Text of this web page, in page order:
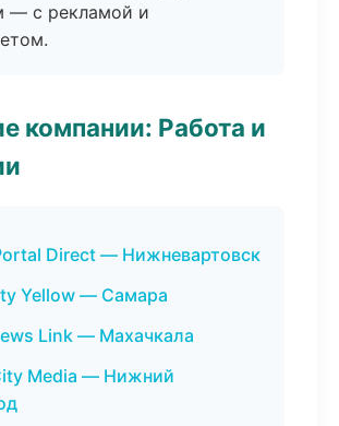
— с рекламой и
компании: Работа и
Direct — Нижневартовск
Yellow — Самара
Link — Махачкала
Media — Нижний